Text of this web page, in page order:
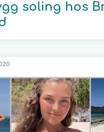
soling hos